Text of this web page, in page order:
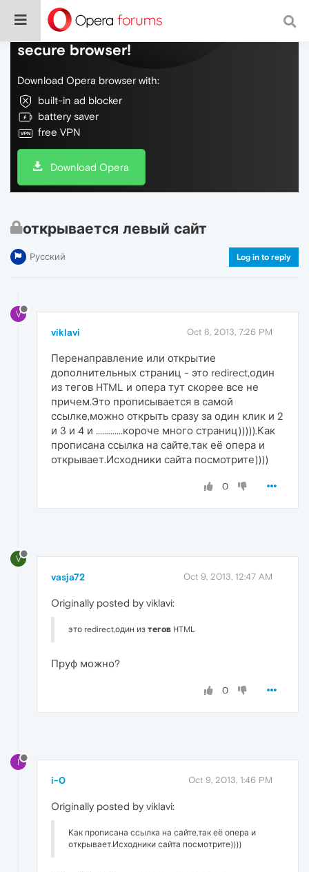
Do more on the web, with a fast and
secure browser!
Download Opera browser with:
built-in ad blocker
battery saver
free VPN
Download Opera
открывается левый сайт
Русский Log in to reply
V
viklavi Oct 8, 2013, 7:26 PM
Перенаправление или открытие
дополнительных страниц - это redirect,один
из тегов HTML и опера тут скорее все не
причем.Это прописывается в самой
ссылке,можно открыть сразу за один клик и 2
и 3 и 4 и .............короче много страниц))))).Как
прописана ссылка на сайте,так её опера и
открывает.Исходники сайта посмотрите))))
0
V
vasja72 Oct 9, 2013, 12:47 AM
Originally posted by viklavi:
это redirect,один из тегов HTML
Пруф можно?
0
I
i-0 Oct 9, 2013, 1:46 PM
Originally posted by viklavi:
Как прописана ссылка на сайте,так её опера и
открывает.Исходники сайта посмотрите))))